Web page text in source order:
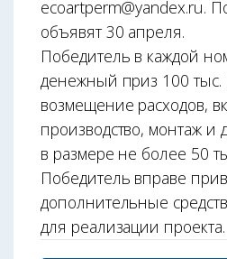
ecoartperm@yandex.ru.
объявят 30 апреля.
Победитель в каждой
денежный приз 100 тыс.
возмещение расходов,
производство, монтаж и
в размере не более 50
Победитель вправе
дополнительные
для реализации проекта.